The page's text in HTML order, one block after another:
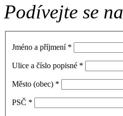
Podívejte se na
Jméno a příjmení *
Ulice a číslo popisné *
Město (obec) *
PSČ *